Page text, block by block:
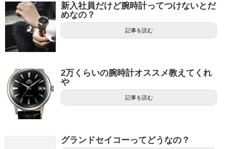
新入社員だけど腕時計ってつけないとだ
めなの？
記事を読む
2万くらいの腕時計オススメ教えてくれ
や
記事を読む
グランドセイコーってどうなの？